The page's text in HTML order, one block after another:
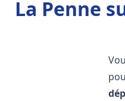
La Penne